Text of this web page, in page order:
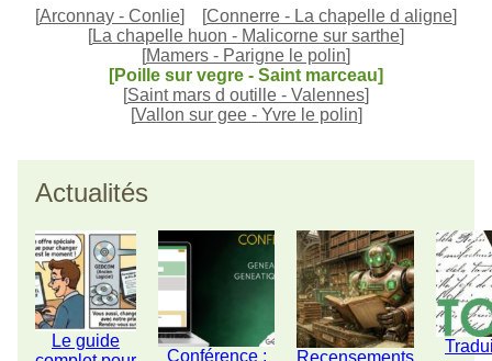
[Arconnay - Conlie] [Connerre - La chapelle d aligne]
[La chapelle huon - Malicorne sur sarthe]
[Mamers - Parigne le polin]
[Poille sur vegre - Saint marceau]
[Saint mars d outille - Valennes]
[Vallon sur gee - Yvre le polin]
Actualités
Le guide
Conférence :
Recensements